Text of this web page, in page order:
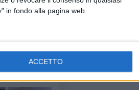
in fondo alla pagina web.
ACCETTO
3 MINUTI
S.Nicola -